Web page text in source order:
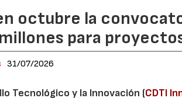
octubre la
para
31/07/2026
Tecnológico y la Innovación (CDTI